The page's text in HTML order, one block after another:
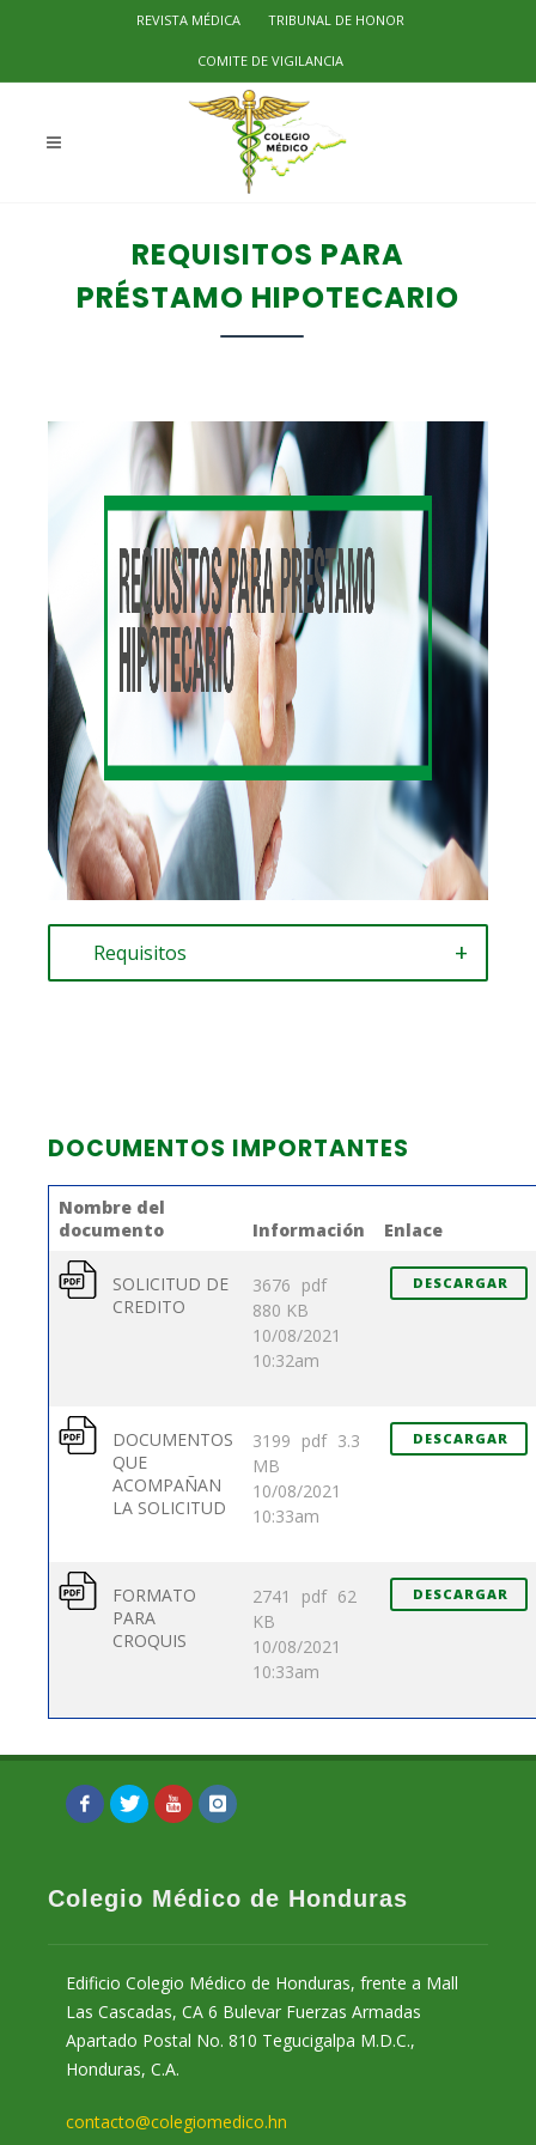
REVISTA MÉDICA TRIBUNAL DE HONOR
COMITE DE VIGILANCIA
REQUISITOS PARA
PRÉSTAMO HIPOTECARIO
Requisitos
DOCUMENTOS IMPORTANTES
Nombre del
documento
Información Enlace
SOLICITUD DE
CREDITO
3676 pdf
880 KB
10/08/2021
10:32am
DESCARGAR
DOCUMENTOS
QUE
ACOMPAÑAN
LA SOLICITUD
3199 pdf 3.3
MB
10/08/2021
10:33am
DESCARGAR
FORMATO
PARA
CROQUIS
2741 pdf 62
KB
10/08/2021
10:33am
DESCARGAR
Colegio Médico de Honduras
Edificio Colegio Médico de Honduras, frente a Mall
Las Cascadas, CA 6 Bulevar Fuerzas Armadas
Apartado Postal No. 810 Tegucigalpa M.D.C.,
Honduras, C.A.
contacto@colegiomedico.hn